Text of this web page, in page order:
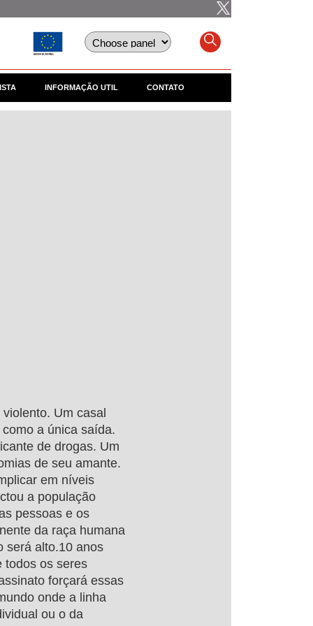
INFORMAÇÃO UTIL CONTATO
Um casal
a única saída.
de drogas. Um
de seu amante.
em níveis
a população
pessoas e os
da raça humana
será alto.10 anos
todos os seres
forçará essas
onde a linha
ou o da